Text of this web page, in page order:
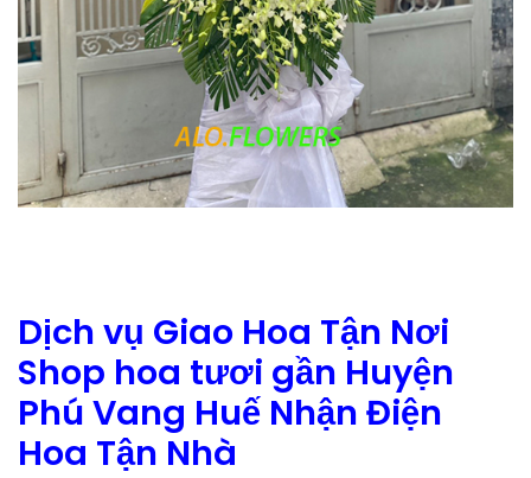
Dịch vụ Giao Hoa Tận Nơi
Shop hoa tươi gần Huyện
Phú Vang Huế Nhận Điện
Hoa Tận Nhà